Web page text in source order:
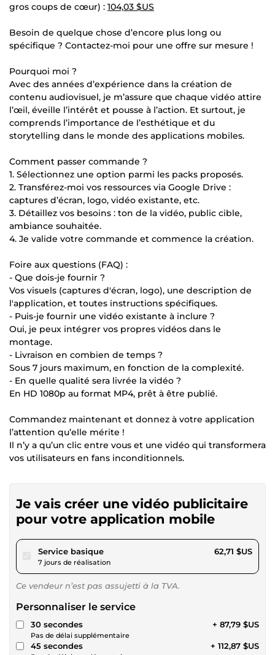
gros coups de cœur) : 104,03 $US
Besoin de quelque chose d’encore plus long ou
spécifique ? Contactez-moi pour une offre sur mesure !
Pourquoi moi ?
Avec des années d’expérience dans la création de
contenu audiovisuel, je m’assure que chaque vidéo attire
l’œil, éveille l’intérêt et pousse à l’action. Et surtout, je
comprends l’importance de l’esthétique et du
storytelling dans le monde des applications mobiles.
Comment passer commande ?
1. Sélectionnez une option parmi les packs proposés.
2. Transférez-moi vos ressources via Google Drive :
captures d’écran, logo, vidéo existante, etc.
3. Détaillez vos besoins : ton de la vidéo, public cible,
ambiance souhaitée.
4. Je valide votre commande et commence la création.
Foire aux questions (FAQ) :
- Que dois-je fournir ?
Vos visuels (captures d'écran, logo), une description de
l'application, et toutes instructions spécifiques.
- Puis-je fournir une vidéo existante à inclure ?
Oui, je peux intégrer vos propres vidéos dans le
montage.
- Livraison en combien de temps ?
Sous 7 jours maximum, en fonction de la complexité.
- En quelle qualité sera livrée la vidéo ?
En HD 1080p au format MP4, prêt à être publié.
Commandez maintenant et donnez à votre application
l’attention qu’elle mérite !
Il n’y a qu’un clic entre vous et une vidéo qui transformera
vos utilisateurs en fans inconditionnels.
Je vais créer une vidéo publicitaire
pour votre application mobile
Service basiquepour 57,80 $US
7 jours de réalisation
62,71 $US
Ce vendeur n’est pas assujetti à la TVA.
Personnaliser le service
30 secondes
Pas de délai supplémentaire
+ 87,79 $US
45 secondes + 112,87 $US